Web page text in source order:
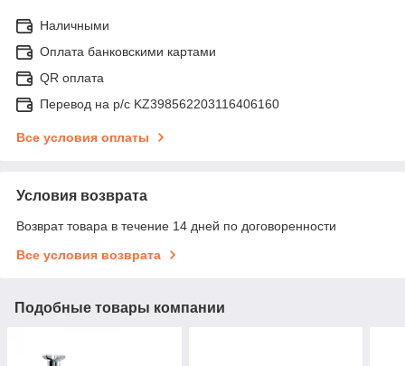
Наличными
Оплата банковскими картами
QR оплата
Перевод на р/с KZ398562203116406160
Все условия оплаты
Условия возврата
Возврат товара в течение 14 дней по договоренности
Все условия возврата
Подобные товары компании